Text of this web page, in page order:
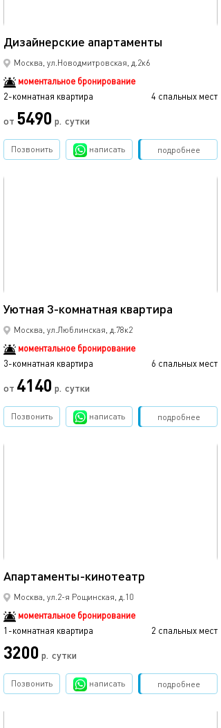
Дизайнерские апартаменты
Москва, ул.Новодмитровская, д.2к6
моментальное бронирование
2-комнатная квартира
4 спальных мест
от 5490 р. сутки
подробнее
Позвонить написать Забронировать
Уютная 3-комнатная квартира
Москва, ул.Люблинская, д.78к2
моментальное бронирование
3-комнатная квартира
6 спальных мест
от 4140 р. сутки
подробнее
Позвонить написать Забронировать
Апартаменты-кинотеатр
Москва, ул.2-я Рощинская, д.10
моментальное бронирование
1-комнатная квартира
2 спальных мест
3200 р. сутки
подробнее
Позвонить написать Забронировать